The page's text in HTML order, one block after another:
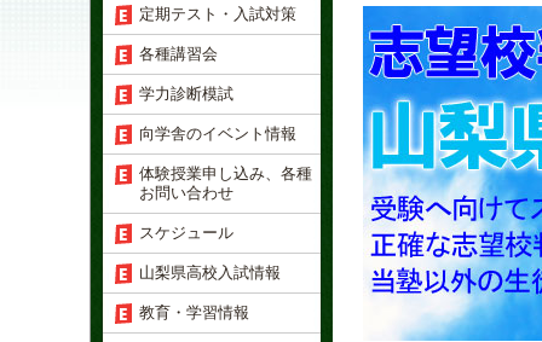
定期テスト・入試対策
各種講習会
学力診断模試
向学舎のイベント情報
体験授業申し込み、各種
お問い合わせ
スケジュール
山梨県高校入試情報
教育・学習情報